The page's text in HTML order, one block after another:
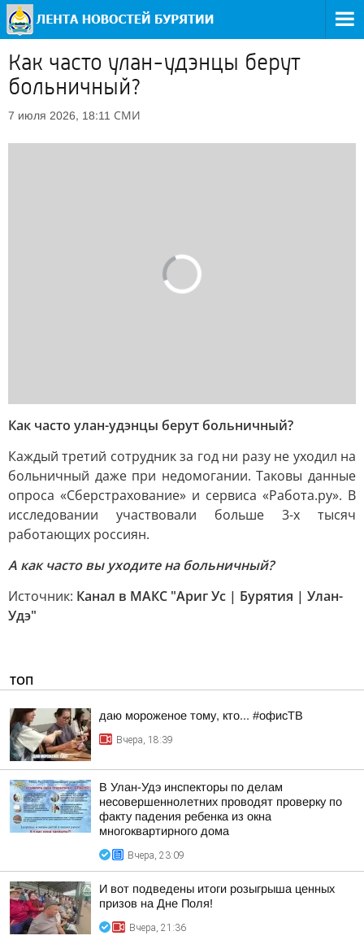
Как часто улан-удэнцы берут
больничный?
7 июля 2026, 18:11 СМИ
Как часто улан-удэнцы берут больничный?
Каждый третий сотрудник за год ни разу не уходил на
больничный даже при недомогании. Таковы данные
опроса «Сберстрахование» и сервиса «Работа.ру». В
исследовании участвовали больше 3-х тысяч
работающих россиян.
А как часто вы уходите на больничный?
Источник: Канал в МАКС "Ариг Ус | Бурятия | Улан-
Удэ"
ТОП
даю мороженое тому, кто... #офисТВ
Вчера, 18:39
В Улан-Удэ инспекторы по делам
несовершеннолетних проводят проверку по
факту падения ребенка из окна
многоквартирного дома
Вчера, 23:09
И вот подведены итоги розыгрыша ценных
призов на Дне Поля!
Вчера, 21:36